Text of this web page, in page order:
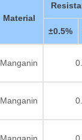
Material
±0.5%
Manganin
Manganin